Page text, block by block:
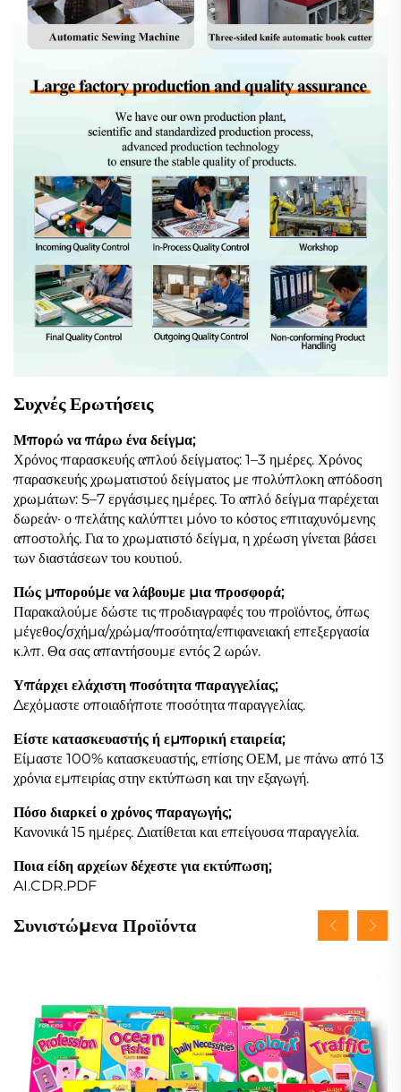
Συχνές Ερωτήσεις
Μπορώ να πάρω ένα δείγμα;
Χρόνος παρασκευής απλού δείγματος: 1–3 ημέρες. Χρόνος
παρασκευής χρωματιστού δείγματος με πολύπλοκη απόδοση
χρωμάτων: 5–7 εργάσιμες ημέρες. Το απλό δείγμα παρέχεται
δωρεάν· ο πελάτης καλύπτει μόνο το κόστος επιταχυνόμενης
αποστολής. Για το χρωματιστό δείγμα, η χρέωση γίνεται βάσει
των διαστάσεων του κουτιού.
Πώς μπορούμε να λάβουμε μια προσφορά;
Παρακαλούμε δώστε τις προδιαγραφές του προϊόντος, όπως
μέγεθος/σχήμα/χρώμα/ποσότητα/επιφανειακή επεξεργασία
κ.λπ. Θα σας απαντήσουμε εντός 2 ωρών.
Υπάρχει ελάχιστη ποσότητα παραγγελίας;
Δεχόμαστε οποιαδήποτε ποσότητα παραγγελίας.
Είστε κατασκευαστής ή εμπορική εταιρεία;
Είμαστε 100% κατασκευαστής, επίσης ΟΕΜ, με πάνω από 13
χρόνια εμπειρίας στην εκτύπωση και την εξαγωγή.
Πόσο διαρκεί ο χρόνος παραγωγής;
Κανονικά 15 ημέρες. Διατίθεται και επείγουσα παραγγελία.
Ποια είδη αρχείων δέχεστε για εκτύπωση;
AI.CDR.PDF
Συνιστώμενα Προϊόντα